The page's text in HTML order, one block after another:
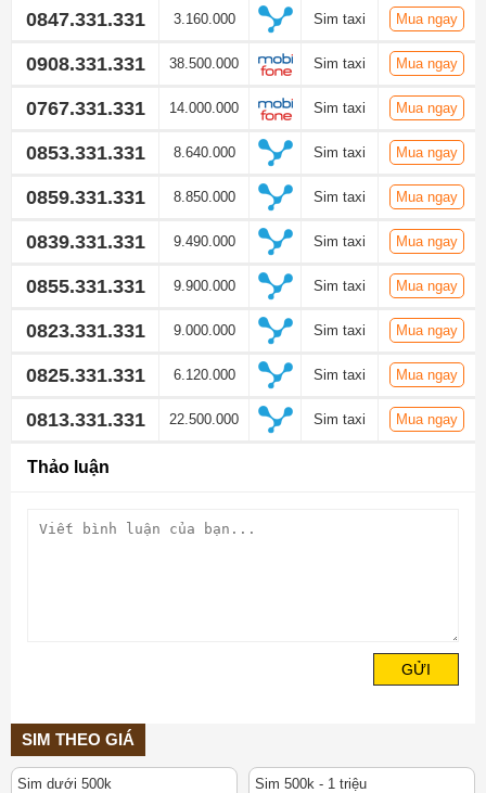
0847.331.331 3.160.000 Sim taxi Mua ngay
0908.331.331 38.500.000 Sim taxi Mua ngay
0767.331.331 14.000.000 Sim taxi Mua ngay
0853.331.331 8.640.000 Sim taxi Mua ngay
0859.331.331 8.850.000 Sim taxi Mua ngay
0839.331.331 9.490.000 Sim taxi Mua ngay
0855.331.331 9.900.000 Sim taxi Mua ngay
0823.331.331 9.000.000 Sim taxi Mua ngay
0825.331.331 6.120.000 Sim taxi Mua ngay
0813.331.331 22.500.000 Sim taxi Mua ngay
Thảo luận
GỬI
SIM THEO GIÁ
Sim dưới 500k Sim 500k - 1 triệu